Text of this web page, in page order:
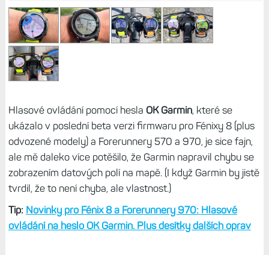
Hlasové ovládání pomocí hesla OK Garmin, které se
ukázalo v poslední beta verzi firmwaru pro Fénixy 8 (plus
odvozené modely) a Forerunnery 570 a 970, je sice fajn,
ale mě daleko více potěšilo, že Garmin napravil chybu se
zobrazením datových polí na mapě. (I když Garmin by jistě
tvrdil, že to není chyba, ale vlastnost.)
Tip: Novinky pro Fénix 8 a Forerunnery 970: Hlasové
ovládání na heslo OK Garmin. Plus desítky dalších oprav